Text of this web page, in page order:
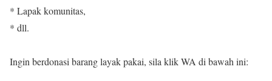
* Lapak komunitas,
* dll.
Ingin berdonasi barang layak pakai, sila klik WA di bawah ini: